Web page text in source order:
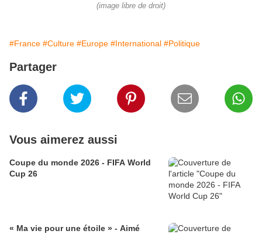
(image libre de droit)
#France #Culture #Europe #International #Politique
Partager
Vous aimerez aussi
Coupe du monde 2026 - FIFA World
Cup 26
« Ma vie pour une étoile » - Aimé